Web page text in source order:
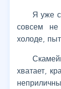
Я уже
совсем
холоде,
хватает,